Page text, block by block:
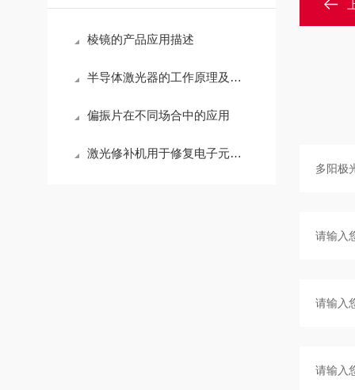
棱镜的产品应用描述
半导体激光器的工作原理及主要参数有哪些
偏振片在不同场合中的应用
激光修补机用于修复电子元器件和器件表面的损坏